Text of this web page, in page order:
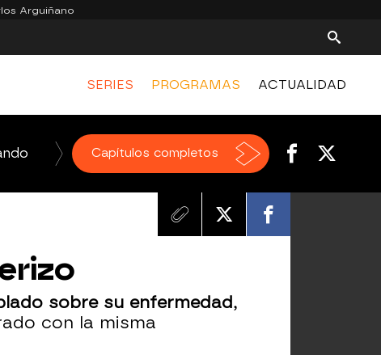
Arguiñano
SERIES PROGRAMAS ACTUALIDAD
La Voz Homo Zapping El Hormiguero
Capítulos completos
sobre su enfermedad,
con la misma